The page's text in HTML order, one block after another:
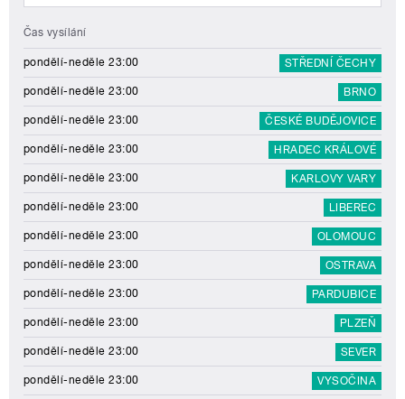
Čas vysílání
pondělí-neděle 23:00 STŘEDNÍ ČECHY
pondělí-neděle 23:00 BRNO
pondělí-neděle 23:00 ČESKÉ BUDĚJOVICE
pondělí-neděle 23:00 HRADEC KRÁLOVÉ
pondělí-neděle 23:00 KARLOVY VARY
pondělí-neděle 23:00 LIBEREC
pondělí-neděle 23:00 OLOMOUC
pondělí-neděle 23:00 OSTRAVA
pondělí-neděle 23:00 PARDUBICE
pondělí-neděle 23:00 PLZEŇ
pondělí-neděle 23:00 SEVER
pondělí-neděle 23:00 VYSOČINA